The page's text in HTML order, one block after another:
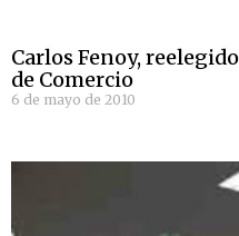
Carlos Fenoy,
de Comercio
6 de mayo de 2010